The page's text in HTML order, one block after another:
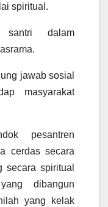
spiritual.
santri dalam
jawab sosial
masyarakat
pesantren
cerdas secara
secara spiritual
dibangun
yang kelak